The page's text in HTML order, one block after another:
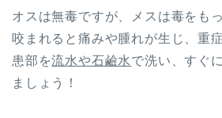
オスは無毒ですが、メスは毒をも
咬まれると痛みや腫れが生じ、重
患部を流水や石鹼水で洗い、すぐ
ましょう！